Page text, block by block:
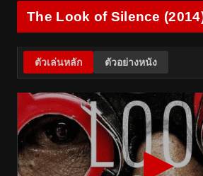
The Look of Silence
ตัวเล่นหลัก ตัวอย่างหนัง
▶